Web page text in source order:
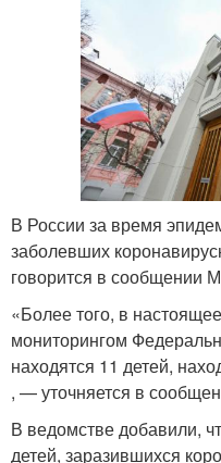
В России за время
заболевших
говорится в сообщении
«Более того, в
мониторингом
находятся 11 детей,
, — уточняется в
В ведомстве добавили,
детей, заразившихся